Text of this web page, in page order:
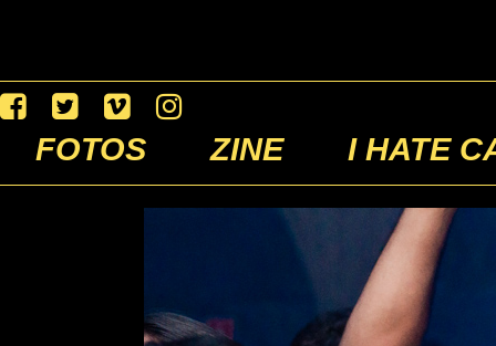
FOTOS ZINE I HATE